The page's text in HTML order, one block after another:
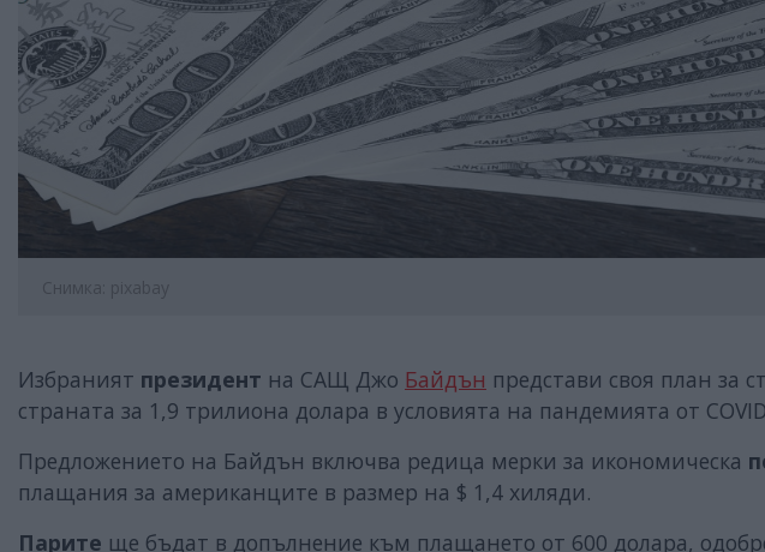
Снимка: pixabay
Избраният президент на САЩ Джо Байдън представи своя план за
страната за 1,9 трилиона долара в условията на пандемията от
Предложението на Байдън включва редица мерки за икономическа
плащания за американците в размер на $ 1,4 хиляди.
Парите ще бъдат в допълнение към плащането от 600 долара,